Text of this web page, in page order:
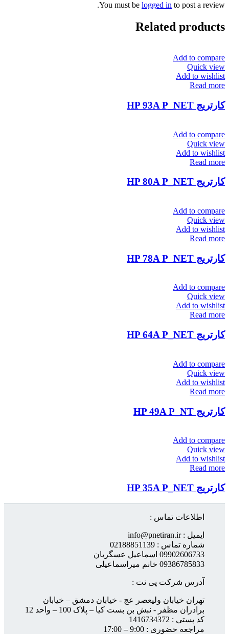
You must be logged in to post a review.
Related products
Add to compare
Quick view
Add to wishlist
Read more
کارتریج HP 93A P_NET
Add to compare
Quick view
Add to wishlist
Read more
کارتریج HP 80A P_NET
Add to compare
Quick view
Add to wishlist
Read more
کارتریج HP 78A P_NET
Add to compare
Quick view
Add to wishlist
Read more
کارتریج HP 64A P_NET
Add to compare
Quick view
Add to wishlist
Read more
کارتریج HP 49A P_NT
Add to compare
Quick view
Add to wishlist
Read more
کارتریج HP 35A P_NET
اطلاعات تماس :
ایمیل : info@pnetiran.ir
شماره تماس : 02188851139
09902606733 اسماعیل عسگریان
09386785833 خانم میراسماعیلی
آدرس شرکت پی نت :
تهران خیابان ولیعصر عج - خیابان دمشق – خیابان
برادران مظفر - نبش بن بست کیا – پلاک 100 – واحد 12
کد پستی : 1416734372
مراجعه حضوری : 9:00 – 17:00